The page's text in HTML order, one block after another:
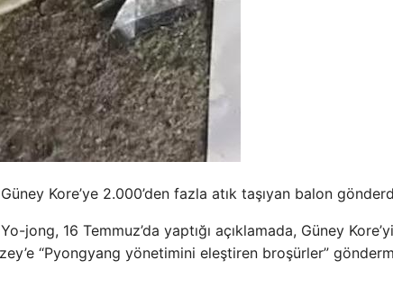
Kore’ye 2.000’den fazla atık taşıyan balon
jong, 16 Temmuz’da yaptığı açıklamada, Güney Kore’yi
“Pyongyang yönetimini eleştiren broşürler”